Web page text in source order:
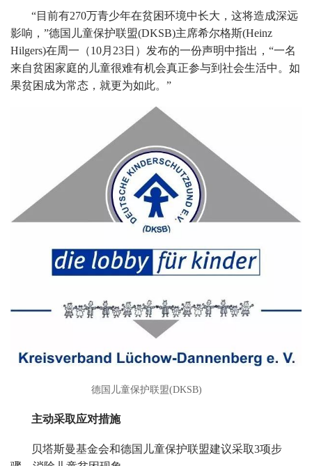
“目前有270万青少年在贫困环境中长大，这将造成深远
影响，”德国儿童保护联盟(DKSB)主席希尔格斯(Heinz
Hilgers)在周一（10月23日）发布的一份声明中指出，“一名
来自贫困家庭的儿童很难有机会真正参与到社会生活中。如
果贫困成为常态，就更为如此。”
德国儿童保护联盟(DKSB)
主动采取应对措施
贝塔斯曼基金会和德国儿童保护联盟建议采取3项步